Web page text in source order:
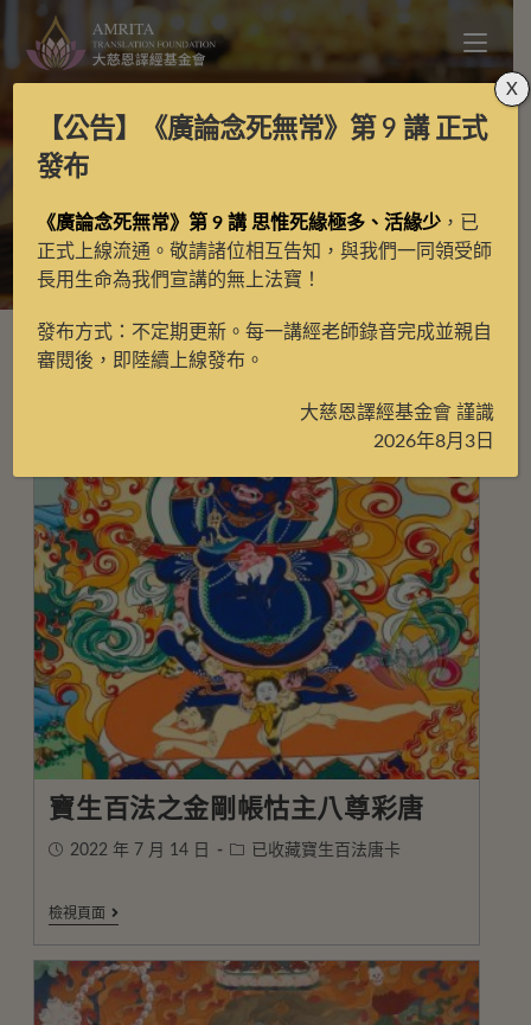
> 忿怒護法 > 第2頁
寶生百法之金剛帳怙主八尊彩唐
2022 年 7 月 14 日 已收藏寶生百法唐卡
檢視頁面
【公告】 《廣論念死無常》第 9 講正式
發布
《廣論念死無常》第 9 講 思惟死緣極多、活緣少 ，已
正式上線流通。敬請諸位相互告知，與我們一同領受師
長用生命為我們宣講的無上法寶！
發布方式：不定期更新。每一講經老師錄音完成並親自
審閱後，即陸續上線發布。
大慈恩譯經基金會 謹識
2026年8月3日
X